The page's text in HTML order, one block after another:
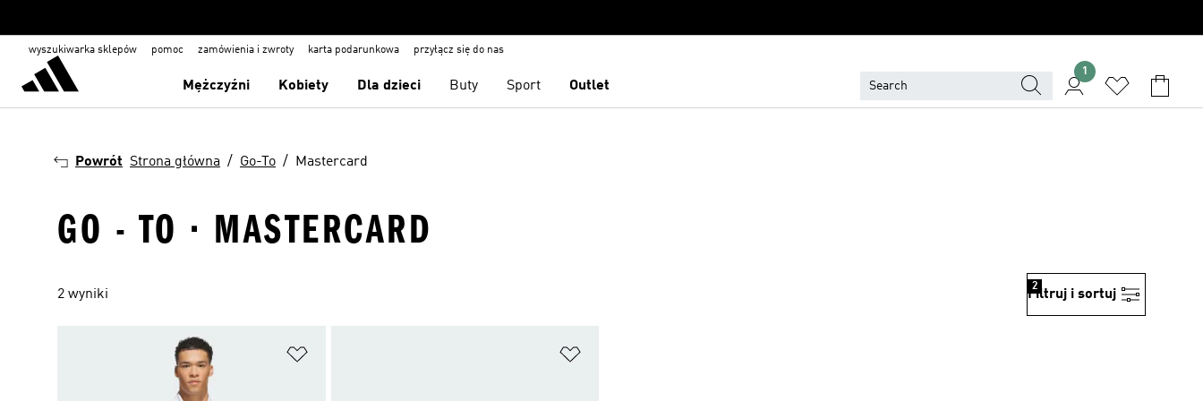
wyszukiwarka sklepów pomoc zamówienia i zwroty karta podarunkowa przyłącz się do nas
Mężczyźni Kobiety Dla dzieci Buty Sport Outlet
1
Powrót Strona główna Go-To Mastercard
GO - TO · MASTERCARD
2 wyniki Filtruj i sortuj
2